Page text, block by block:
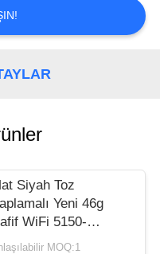
Siyah Toz
Yeni 46g
WiFi 5150-
Korna Anteni
MOQ:1